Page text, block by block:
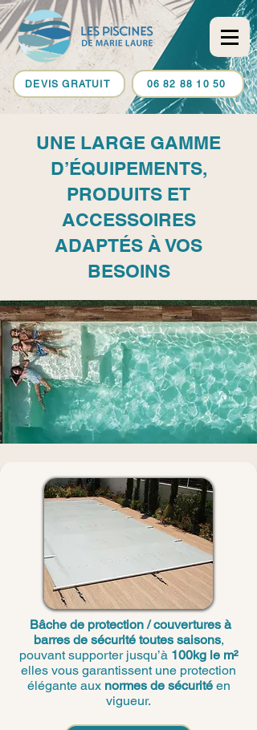
DEVIS GRATUIT 06 82 88 10 50
​UNE LARGE GAMME
D’ÉQUIPEMENTS,
PRODUITS ET
ACCESSOIRES
ADAPTÉS À VOS
BESOINS
Bâche de protection / couvertures à
barres de sécurité toutes saisons,
pouvant supporter jusqu’à 100kg le m²
elles vous garantissent une protection
élégante aux normes de sécurité en
vigueur.